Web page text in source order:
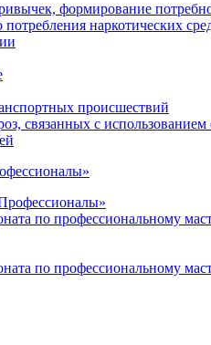
формирование
наркотических
происшествий
связанных с
по профессиональному
по профессиональному